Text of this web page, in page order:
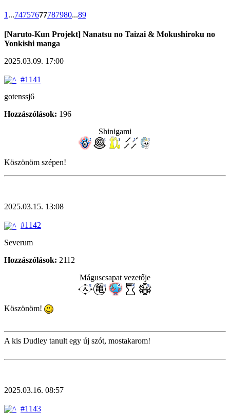
1 ...74757677787980...89
[Naruto-Kun Projekt] Nanatsu no Taizai & Mokushiroku no
Yonkishi manga
2025.03.09. 17:00
#1141
gotenssj6
Hozzászólások: 196
Shinigami
Köszönöm szépen!
2025.03.15. 13:08
#1142
Severum
Hozzászólások: 2112
Máguscsapat vezetője
Köszönöm!
A kis Dudley tanult egy új szót, mostakarom!
2025.03.16. 08:57
#1143